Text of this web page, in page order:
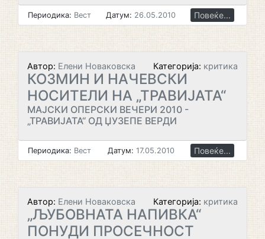
Периодика: Вест Датум: 26.05.2010 Повеќе...
Автор: Елени Новаковска Категорија: критика
КОЗМИН И НАЧЕВСКИ
НОСИТЕЛИ НА „ТРАВИЈАТА“
МАЈСКИ ОПЕРСКИ ВЕЧЕРИ 2010 -
„ТРАВИЈАТА“ ОД ЏУЗЕПЕ ВЕРДИ
Периодика: Вест Датум: 17.05.2010 Повеќе...
Автор: Елени Новаковска Категорија: критика
„ЉУБОВНАТА НАПИВКА“
ПОНУДИ ПРОСЕЧНОСТ